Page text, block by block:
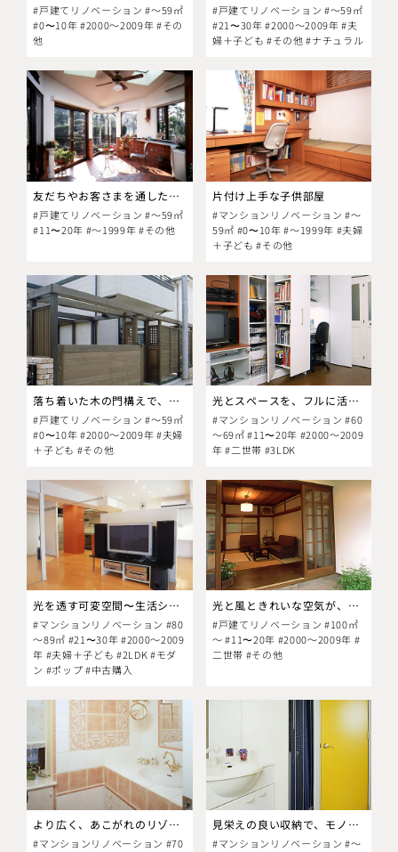
#戸建てリノベーション #～59㎡
#0〜10年 #2000～2009年 #その
他
#戸建てリノベーション #～59㎡
#21〜30年 #2000～2009年 #夫
婦＋子ども #その他 #ナチュラル
友だちやお客さまを通したくなるサロンの実現
#戸建てリノベーション #～59㎡
#11〜20年 #～1999年 #その他
片付け上手な子供部屋
#マンションリノベーション #～
59㎡ #0〜10年 #～1999年 #夫婦
＋子ども #その他
落ち着いた木の門構えで、プライバシーを確保。
#戸建てリノベーション #～59㎡
#0〜10年 #2000～2009年 #夫婦
＋子ども #その他
光とスペースを、フルに活かしたシステム収納。
#マンションリノベーション #60
～69㎡ #11〜20年 #2000～2009
年 #二世帯 #3LDK
光を透す可変空間〜生活シーンは何通り?〜
#マンションリノベーション #80
～89㎡ #21〜30年 #2000～2009
年 #夫婦＋子ども #2LDK #モダ
ン #ポップ #中古購入
光と風ときれいな空気が、ヘルシーな毎日を運んでくる。
#戸建てリノベーション #100㎡
～ #11〜20年 #2000～2009年 #
二世帯 #その他
より広く、あこがれのリゾート風に
#マンションリノベーション #70
見栄えの良い収納で、モノ使いの楽しさアップ。
#マンションリノベーション #～